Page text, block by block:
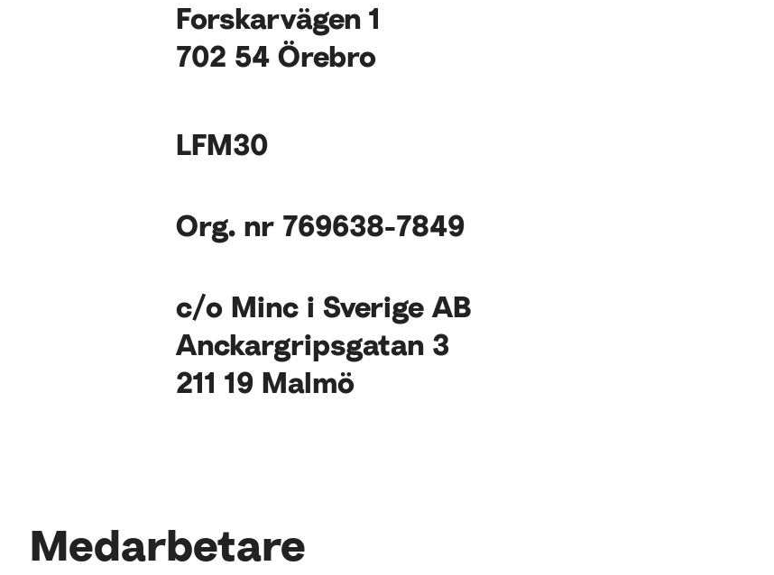
Forskarvägen 1
702 54 Örebro
LFM30
Org. nr 769638-7849
c/o Minc i Sverige AB
Anckargripsgatan 3
211 19 Malmö
Medarbetare